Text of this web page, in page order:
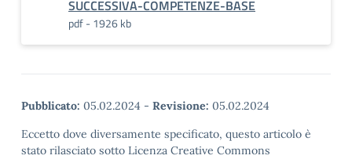
SUCCESSIVA-COMPETENZE-BASE
pdf - 1926 kb
Pubblicato: 05.02.2024 - Revisione: 05.02.2024
Eccetto dove diversamente specificato, questo articolo è
stato rilasciato sotto Licenza Creative Commons